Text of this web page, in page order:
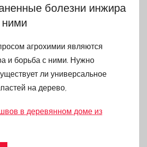
болезни инжира
ними
агрохимии являются
и борьба с ними. Нужно
ли универсальное
на дерево,
в деревянном доме из